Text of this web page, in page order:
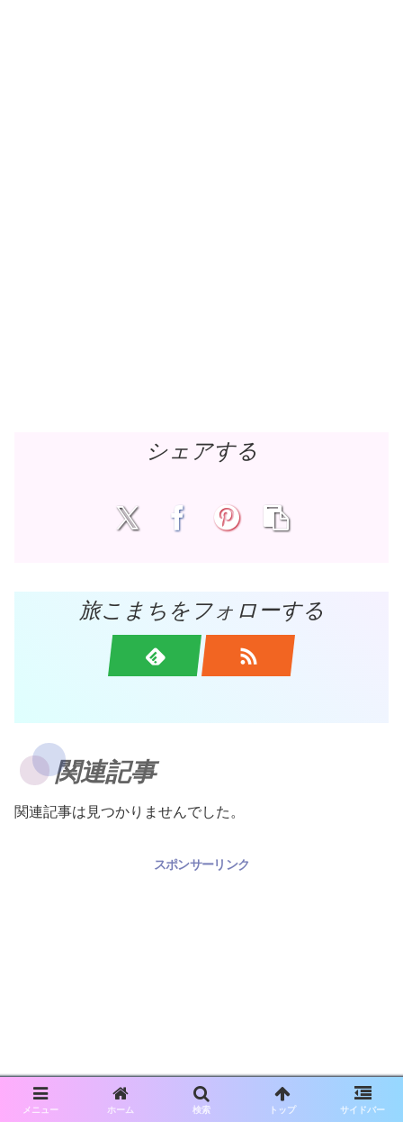
シェアする
旅こまちをフォローする
関連記事
関連記事は見つかりませんでした。
スポンサーリンク
メニュー ホーム 検索 トップ サイドバー